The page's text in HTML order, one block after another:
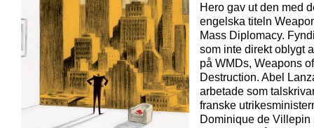
Hero gav ut den med
engelska titeln
Mass Diplomacy.
som inte direkt oblygt
på WMDs, Weapons
Destruction. Abel
arbetade som
franske
Dominique de Villepin